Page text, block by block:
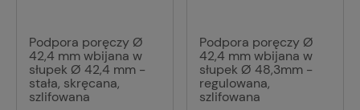
Podpora poręczy Ø
42,4 mm wbijana w
słupek Ø 42,4 mm -
stała, skręcana,
szlifowana
Podpora poręczy Ø
42,4 mm wbijana w
słupek Ø 48,3mm -
regulowana,
szlifowana